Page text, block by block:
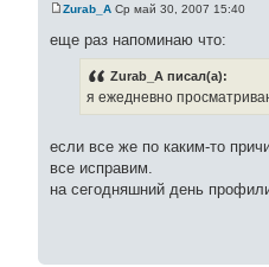
Zurab_A Ср май 30, 2007 15:40
еще раз напоминаю что:
Zurab_A писал(а):
я ежедневно
если все же по каким-то
все исправим.
на сегодняшний день